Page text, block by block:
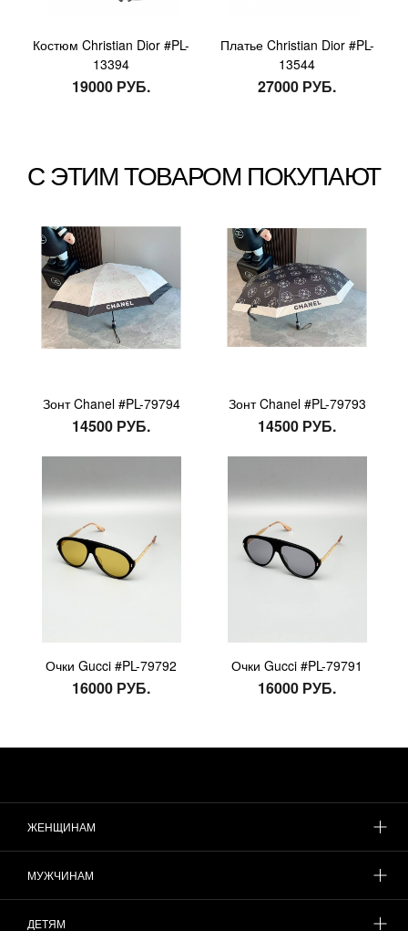
Костюм Christian Dior #PL-
13394
19000 РУБ.
Платье Christian Dior #PL-
13544
27000 РУБ.
С ЭТИМ ТОВАРОМ ПОКУПАЮТ
Зонт Chanel #PL-79794
14500 РУБ.
Зонт Chanel #PL-79793
14500 РУБ.
Очки Gucci #PL-79792
16000 РУБ.
Очки Gucci #PL-79791
16000 РУБ.
ЖЕНЩИНАМ
МУЖЧИНАМ
ДЕТЯМ